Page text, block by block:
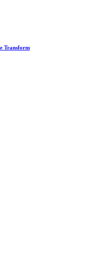
Transform